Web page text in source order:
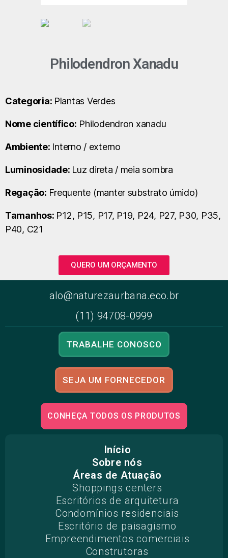
Philodendron Xanadu
Categoria: Plantas Verdes
Nome científico: Philodendron xanadu
Ambiente: Interno / externo
Luminosidade: Luz direta / meia sombra
Regação: Frequente (manter substrato úmido)
Tamanhos: P12, P15, P17, P19, P24, P27, P30, P35,
P40, C21
QUERO UM ORÇAMENTO
alo@naturezaurbana.eco.br
(11) 94708-0999
TRABALHE CONOSCO
SEJA UM FORNECEDOR
CONHEÇA TODOS OS PRODUTOS
Início
Sobre nós
Áreas de Atuação
Shoppings centers
Escritórios de arquitetura
Condomínios residenciais
Escritório de paisagismo
Empreendimentos comerciais
Construtoras